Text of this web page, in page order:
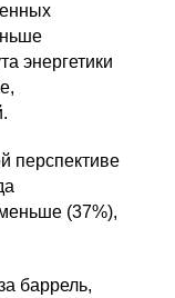
энергетики
перспективе
(37%),
баррель,